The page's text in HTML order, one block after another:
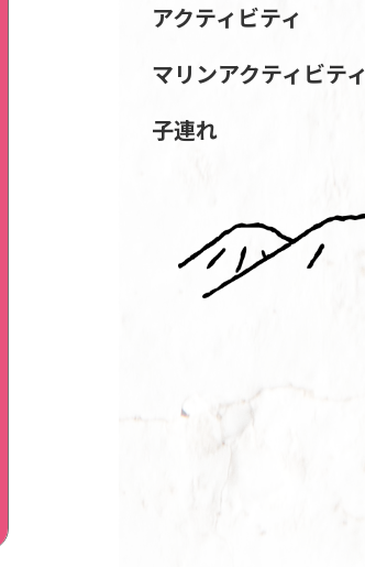
アクティビティ
マリンアクティビティ
子連れ